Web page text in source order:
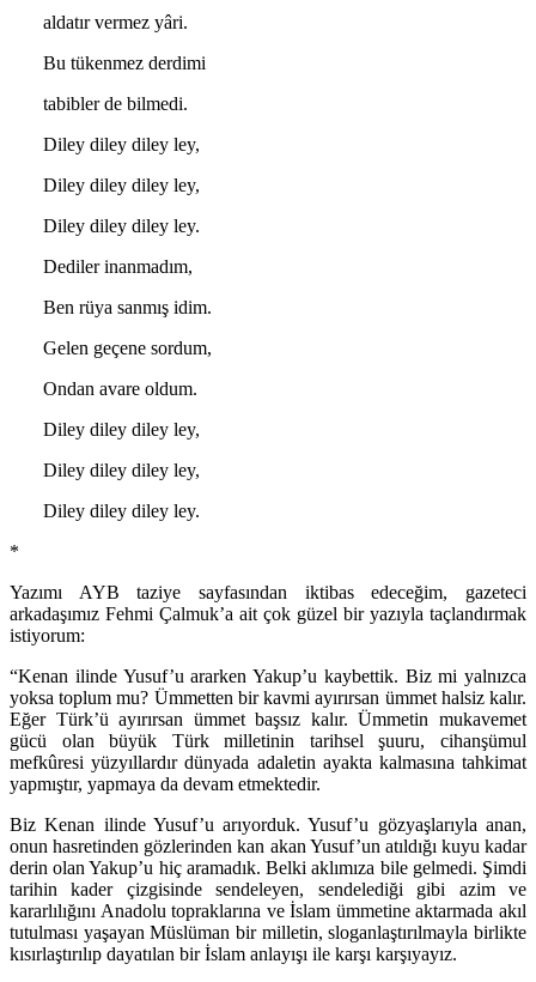
aldatır vermez yâri.
Bu tükenmez derdimi
tabibler de bilmedi.
Diley diley diley ley,
Diley diley diley ley,
Diley diley diley ley.
Dediler inanmadım,
Ben rüya sanmış idim.
Gelen geçene sordum,
Ondan avare oldum.
Diley diley diley ley,
Diley diley diley ley,
Diley diley diley ley.
*
Yazımı AYB taziye sayfasından iktibas edeceğim, gazeteci
arkadaşımız Fehmi Çalmuk’a ait çok güzel bir yazıyla taçlandırmak
istiyorum:
“Kenan ilinde Yusuf’u ararken Yakup’u kaybettik. Biz mi yalnızca
yoksa toplum mu? Ümmetten bir kavmi ayırırsan ümmet halsiz kalır.
Eğer Türk’ü ayırırsan ümmet başsız kalır. Ümmetin mukavemet
gücü olan büyük Türk milletinin tarihsel şuuru, cihanşümul
mefkûresi yüzyıllardır dünyada adaletin ayakta kalmasına tahkimat
yapmıştır, yapmaya da devam etmektedir.
Biz Kenan ilinde Yusuf’u arıyorduk. Yusuf’u gözyaşlarıyla anan,
onun hasretinden gözlerinden kan akan Yusuf’un atıldığı kuyu kadar
derin olan Yakup’u hiç aramadık. Belki aklımıza bile gelmedi. Şimdi
tarihin kader çizgisinde sendeleyen, sendelediği gibi azim ve
kararlılığını Anadolu topraklarına ve İslam ümmetine aktarmada akıl
tutulması yaşayan Müslüman bir milletin, sloganlaştırılmayla birlikte
kısırlaştırılıp dayatılan bir İslam anlayışı ile karşı karşıyayız.